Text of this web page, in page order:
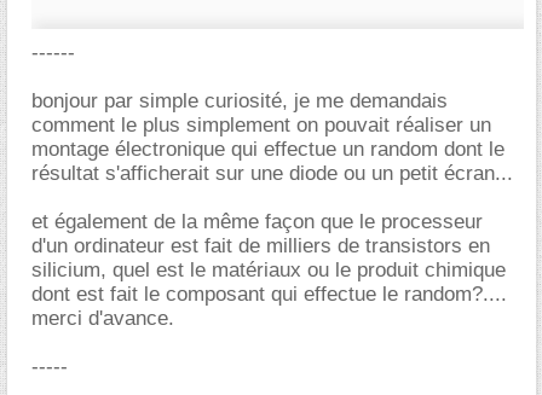
------
bonjour par simple curiosité, je me demandais
comment le plus simplement on pouvait réaliser un
montage électronique qui effectue un random dont le
résultat s'afficherait sur une diode ou un petit écran...
et également de la même façon que le processeur
d'un ordinateur est fait de milliers de transistors en
silicium, quel est le matériaux ou le produit chimique
dont est fait le composant qui effectue le random?....
merci d'avance.
-----